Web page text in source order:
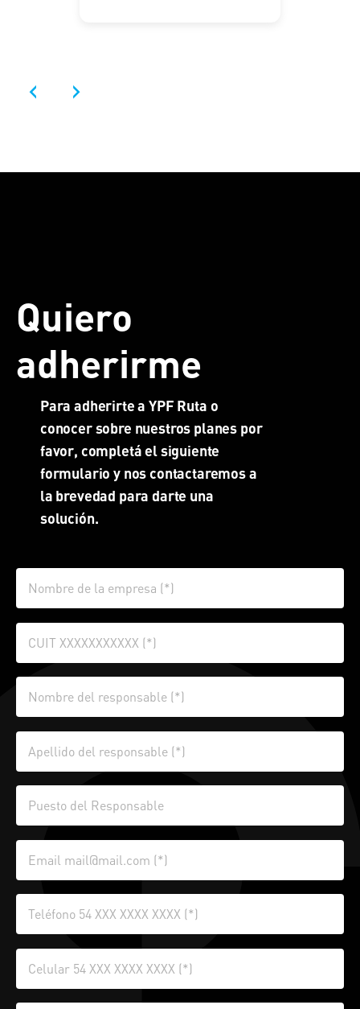
‹ ›
Quiero
adherirme
Para adherirte a YPF Ruta o
conocer sobre nuestros planes por
favor, completá el siguiente
formulario y nos contactaremos a
la brevedad para darte una
solución.